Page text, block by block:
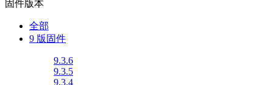
固件版本
全部
9 版固件
9.3.6
9.3.5
9.3.4